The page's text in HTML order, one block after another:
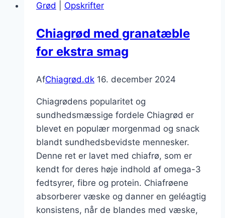
yoghurt
fyldig
morgenmad
Grød Opskrifter
Chiagrød med granatæble
for ekstra smag
AfChiagrød.dk 16. december 2024
Chiagrødens popularitet og
sundhedsmæssige fordele Chiagrød er
blevet en populær morgenmad og snack
blandt sundhedsbevidste mennesker.
Denne ret er lavet med chiafrø, som er
kendt for deres høje indhold af omega-3
fedtsyrer, fibre og protein. Chiafrøene
absorberer væske og danner en geléagtig
konsistens, når de blandes med væske,